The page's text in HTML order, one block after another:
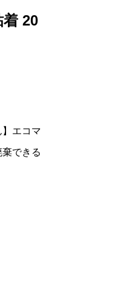
20
】エコマ
できる